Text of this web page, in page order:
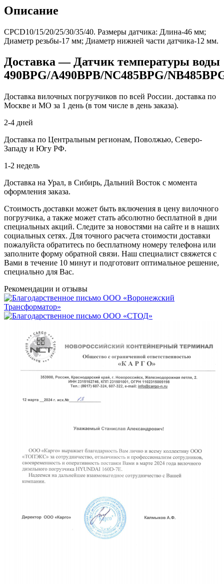
Описание
CPCD10/15/20/25/30/35/40. Размеры датчика: Длина-46 мм;
Диаметр резьбы-17 мм; Диаметр нижней части датчика-12 мм.
Доставка — Датчик температуры воды
490BPG/A490BPB/NC485BPG/
Доставка вилочных погрузчиков по всей России. доставка по
Москве и МО за 1 день (в том числе в день заказа).
2-4 дней
Доставка по Центральным регионам, Поволжью, Северо-
Западу и Югу РФ.
1-2 недель
Доставка на Урал, в Сибирь, Дальний Восток с момента
оформления заказа.
Стоимость доставки может быть включения в цену вилочного
погрузчика, а также может стать абсолютно бесплатной в дни
специальных акций. Следите за новостями на сайте и в наших
социальных сетях. Для точного расчета стоимости доставки
пожалуйста обратитесь по бесплатному номеру телефона или
заполните форму обратной связи. Наш специалист свяжется с
Вами в течение 10 минут и подготовит оптимальное решение,
специально для Вас.
Рекомендации и отзывы